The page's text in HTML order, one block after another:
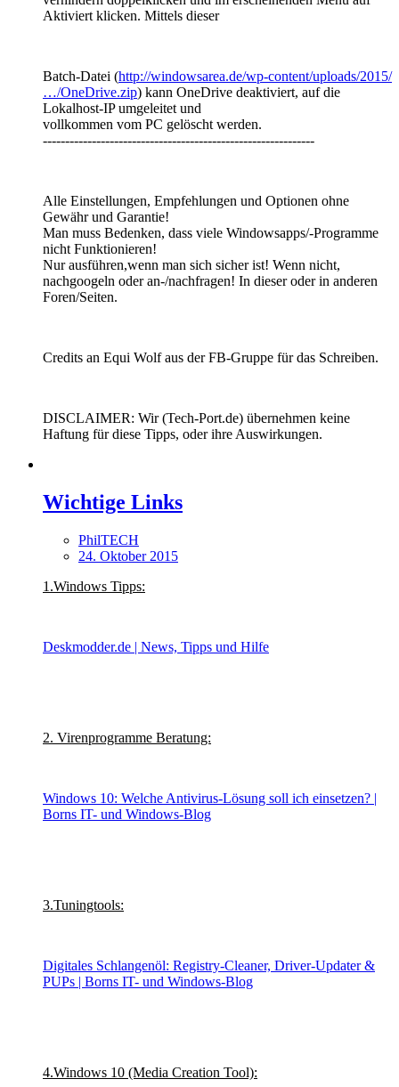
Aktiviert klicken. Mittels dieser
Batch-Datei (http://windowsarea.de/wp-content/uploads/2015/
…/OneDrive.zip) kann OneDrive deaktiviert, auf die
Lokalhost-IP umgeleitet und
vollkommen vom PC gelöscht werden.
-------------------------------------------------------------
Alle Einstellungen, Empfehlungen und Optionen ohne
Gewähr und Garantie!
Man muss Bedenken, dass viele Windowsapps/-Programme
nicht Funktionieren!
Nur ausführen,wenn man sich sicher ist! Wenn nicht,
nachgoogeln oder an-/nachfragen! In dieser oder in anderen
Foren/Seiten.
Credits an Equi Wolf aus der FB-Gruppe für das Schreiben.
DISCLAIMER: Wir (Tech-Port.de) übernehmen keine
Haftung für diese Tipps, oder ihre Auswirkungen.
Wichtige Links
PhilTECH
24. Oktober 2015
1.Windows Tipps:
Deskmodder.de | News, Tipps und Hilfe
2. Virenprogramme Beratung:
Windows 10: Welche Antivirus-Lösung soll ich einsetzen? |
Borns IT- und Windows-Blog
3.Tuningtools:
Digitales Schlangenöl: Registry-Cleaner, Driver-Updater &
PUPs | Borns IT- und Windows-Blog
4.Windows 10 (Media Creation Tool):